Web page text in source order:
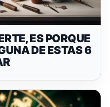
ES PORQUE
DE ESTAS 6